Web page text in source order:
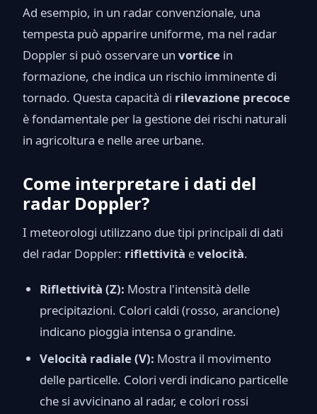
Ad esempio, in un radar convenzionale, una
tempesta può apparire uniforme, ma nel radar
Doppler si può osservare un vortice in
formazione, che indica un rischio imminente di
tornado. Questa capacità di rilevazione precoce
è fondamentale per la gestione dei rischi naturali
in agricoltura e nelle aree urbane.
Come interpretare i dati del
radar Doppler?
I meteorologi utilizzano due tipi principali di dati
del radar Doppler: riflettività evelocità.
Riflettività (Z): Mostra l'intensità delle
precipitazioni. Colori caldi (rosso, arancione)
indicano pioggia intensa o grandine.
Velocità radiale (V): Mostra il movimento
delle particelle. Colori verdi indicano particelle
che si avvicinano al radar, e colori rossi